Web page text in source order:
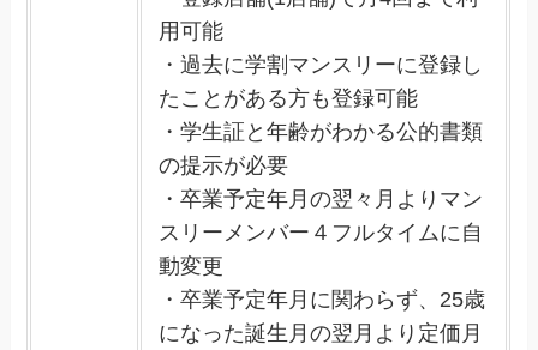
用可能
・過去に学割マンスリーに登録し
たことがある方も登録可能
・学生証と年齢がわかる公的書類
の提示が必要
・卒業予定年月の翌々月よりマン
スリーメンバー４フルタイムに自
動変更
・卒業予定年月に関わらず、25歳
になった誕生月の翌月より定価月